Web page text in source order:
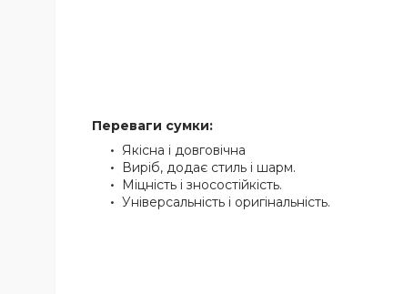
Переваги сумки:
Якісна і довговічна
Виріб, додає стиль і шарм.
Міцність і зносостійкість.
Універсальність і оригінальність.